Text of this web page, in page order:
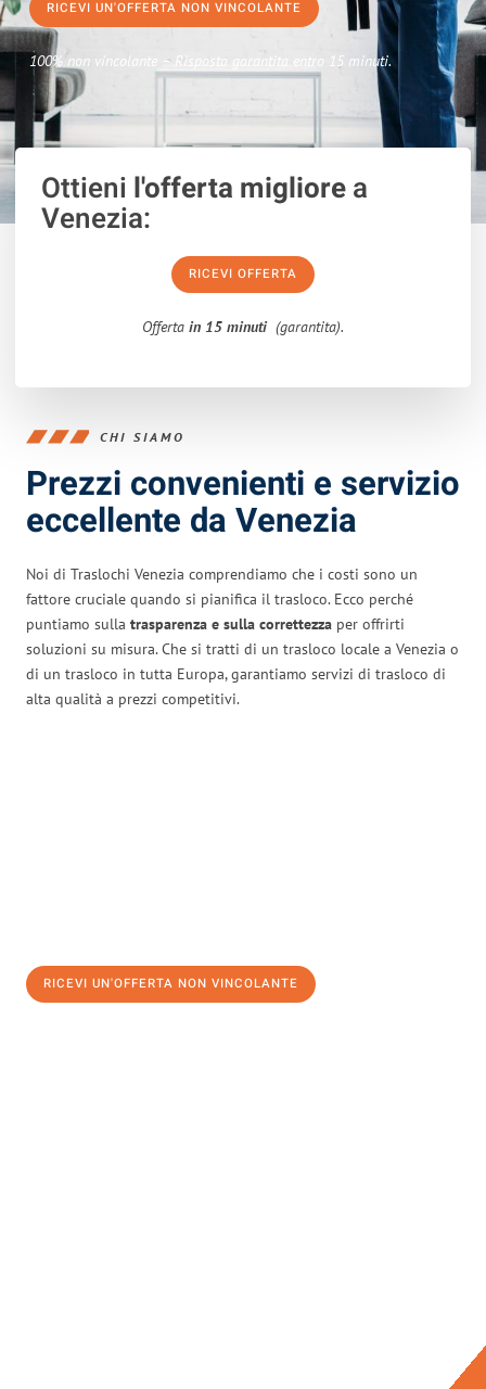
RICEVI UN'OFFERTA NON VINCOLANTE
100% non vincolante – Risposta garantita entro 15 minuti.
Ottieni l'offerta migliorea
Venezia:
RICEVI OFFERTA
Offerta in 15 minuti (garantita).
CHI SIAMO
Prezzi convenienti e servizio
eccellente da Venezia
Noi di Traslochi Venezia comprendiamo che i costi sono un
fattore cruciale quando si pianifica il trasloco. Ecco perché
puntiamo sulla trasparenza e sulla correttezza per offrirti
soluzioni su misura. Che si tratti di un trasloco locale a Venezia o
di un trasloco in tutta Europa, garantiamo servizi di trasloco di
alta qualità a prezzi competitivi.
RICEVI UN'OFFERTA NON VINCOLANTE